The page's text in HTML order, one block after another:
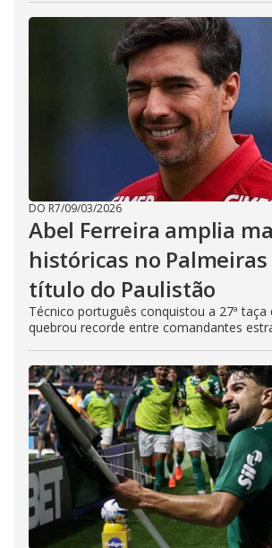
DO R7/09/03/2026
Abel Ferreira amplia
históricas no Palmeiras
título do Paulistão
Técnico português conquistou a 27ª taça
quebrou recorde entre comandantes